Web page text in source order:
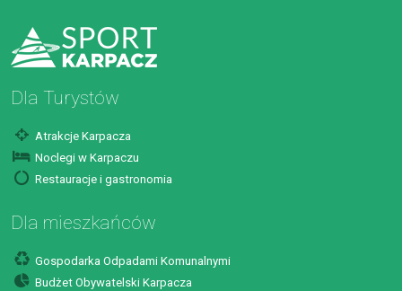
Dla Turystów
Atrakcje Karpacza
Noclegi w Karpaczu
Restauracje i gastronomia
Dla mieszkańców
Gospodarka Odpadami Komunalnymi
Budżet Obywatelski Karpacza